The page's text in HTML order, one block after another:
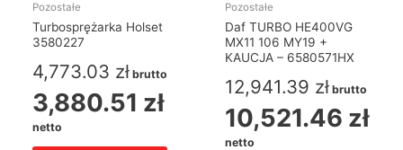
Pozostałe
Turbosprężarka Holset
3580227
4,773.03 zł brutto
3,880.51 zł
netto
Pozostałe
Daf TURBO HE400VG
MX11 106 MY19 +
KAUCJA – 6580571HX
12,941.39 zł brutto
10,521.46 zł
netto